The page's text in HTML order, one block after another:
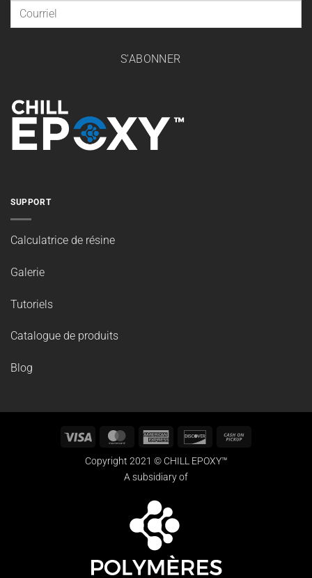
SUPPORT
Calculatrice de résine
Galerie
Tutoriels
Catalogue de produits
Blog
S'ABONNER
Visa MasterCardAmerican
Discover
Copyright 2021 © CHILL EPOXY™
A subsidiary of